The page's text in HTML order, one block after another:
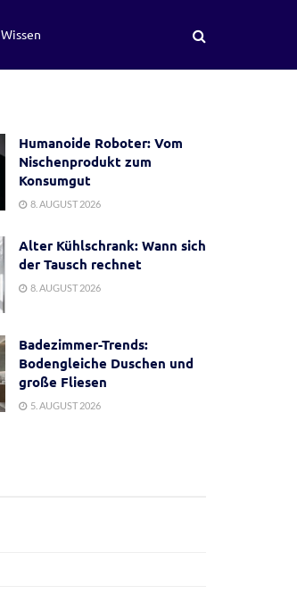
Wissen
Humanoide Roboter: Vom
Nischenprodukt zum
Konsumgut
8. AUGUST 2026
Alter Kühlschrank: Wann sich
der Tausch rechnet
8. AUGUST 2026
Badezimmer-Trends:
Bodengleiche Duschen und
große Fliesen
5. AUGUST 2026